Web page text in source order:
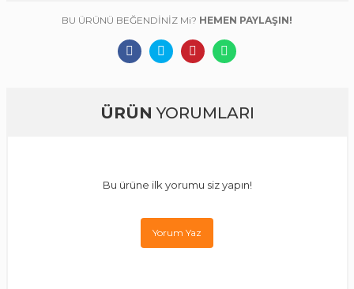
BU ÜRÜNÜ BEĞENDİNİZ Mi? HEMEN PAYLAŞIN!
ÜRÜN YORUMLARI
Bu ürüne ilk yorumu siz yapın!
Yorum Yaz